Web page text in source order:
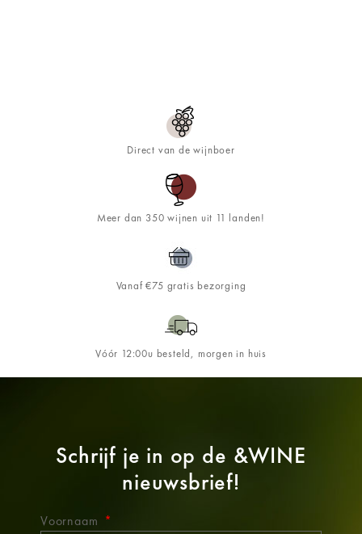
Direct van de wijnboer
Meer dan 350 wijnen uit 11 landen!
Vanaf €75 gratis bezorging
Vóór 12:00u besteld, morgen in huis
Schrijf je in op de &WINE
nieuwsbrief!
Voornaam